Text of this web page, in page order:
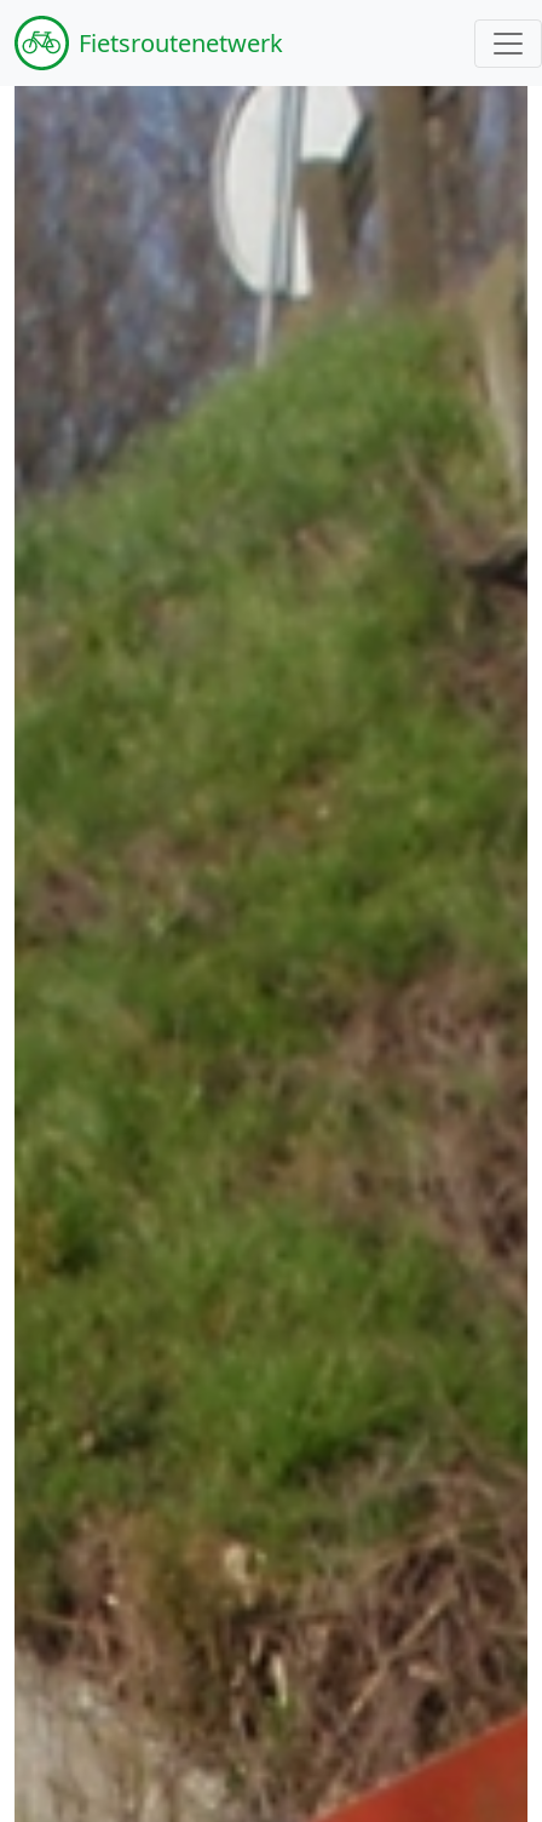
Fietsroutenetwerk